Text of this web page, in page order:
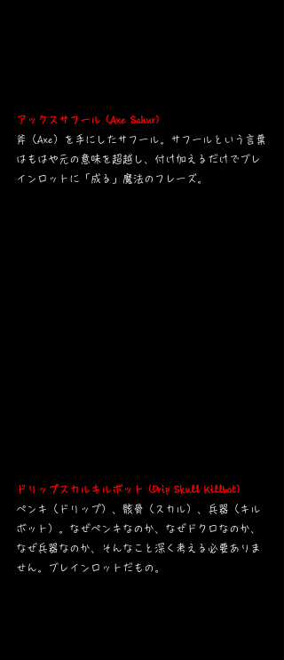
アックスサフール (Axe Sahur)
斧（Axe）を手にしたサフール。サフールという言葉
はもはや元の意味を超越し、付け加えるだけでブレ
インロットに「成る」魔法のフレーズ。
ドリップスカルキルボット (Drip Skull Killbot)
ペンキ（ドリップ）、骸骨（スカル）、兵器（キル
ボット）。なぜペンキなのか、なぜドクロなのか、
なぜ兵器なのか、そんなこと深く考える必要ありま
せん。ブレインロットだもの。